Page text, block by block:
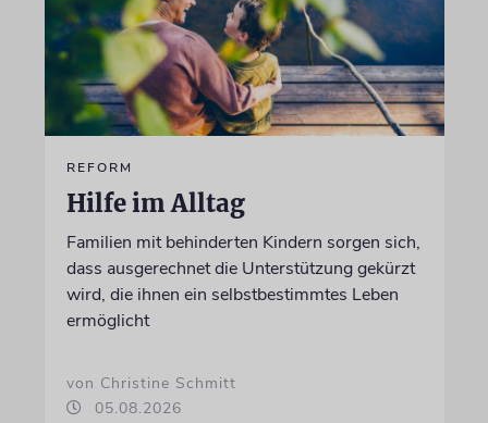
REFORM
Hilfe im Alltag
Familien mit behinderten Kindern sorgen sich,
dass ausgerechnet die Unterstützung gekürzt
wird, die ihnen ein selbstbestimmtes Leben
ermöglicht
von Christine Schmitt
05.08.2026